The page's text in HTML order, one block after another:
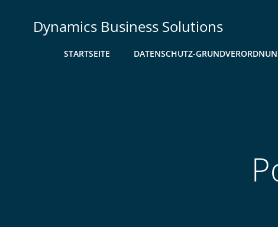
springenDynamics Business Solutions
STARTSEITE DATENSCHUTZ-